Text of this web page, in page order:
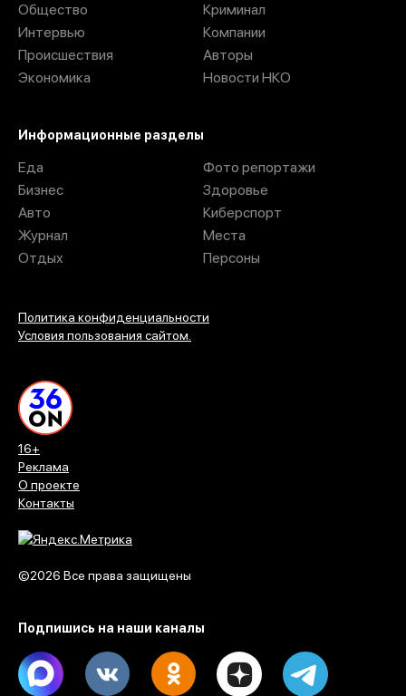
16+
Реклама
О проекте
Контакты
©2026 Все права защищены
Общество
Интервью
Происшествия
Экономика
Криминал
Компании
Авторы
Новости НКО
Информационные разделы
Еда
Бизнес
Авто
Журнал
Отдых
Фото репортажи
Здоровье
Киберспорт
Места
Персоны
Политика конфиденциальности
Условия пользования сайтом.
Подпишись на наши каналы
Max Dzen